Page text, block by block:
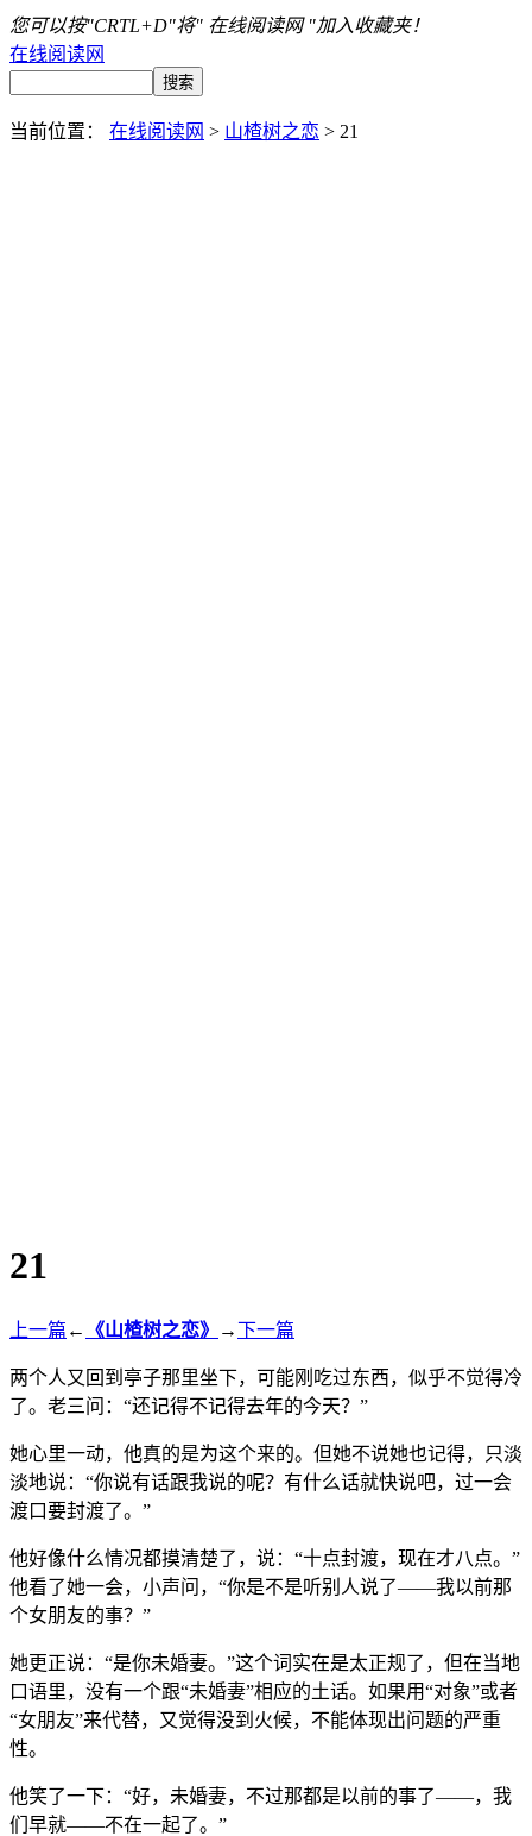
您可以按"CRTL+D"将" 在线阅读网 "加入收藏夹！
在线阅读网
当前位置： 在线阅读网 > 山楂树之恋 > 21
21
上一篇 ← 《山楂树之恋》 →下一篇
两个人又回到亭子那里坐下，可能刚吃过东西，似乎不觉得冷
了。老三问：“还记得不记得去年的今天？”
她心里一动，他真的是为这个来的。但她不说她也记得，只淡
淡地说：“你说有话跟我说的呢？有什么话就快说吧，过一会
渡口要封渡了。”
他好像什么情况都摸清楚了，说：“十点封渡，现在才八点。”
他看了她一会，小声问，“你是不是听别人说了——我以前那
个女朋友的事？”
她更正说：“是你未婚妻。”这个词实在是太正规了，但在当地
口语里，没有一个跟“未婚妻”相应的土话。如果用“对象”或者
“女朋友”来代替，又觉得没到火候，不能体现出问题的严重
性。
他笑了一下：“好，未婚妻，不过那都是以前的事了——，我
们早就——不在一起了。”